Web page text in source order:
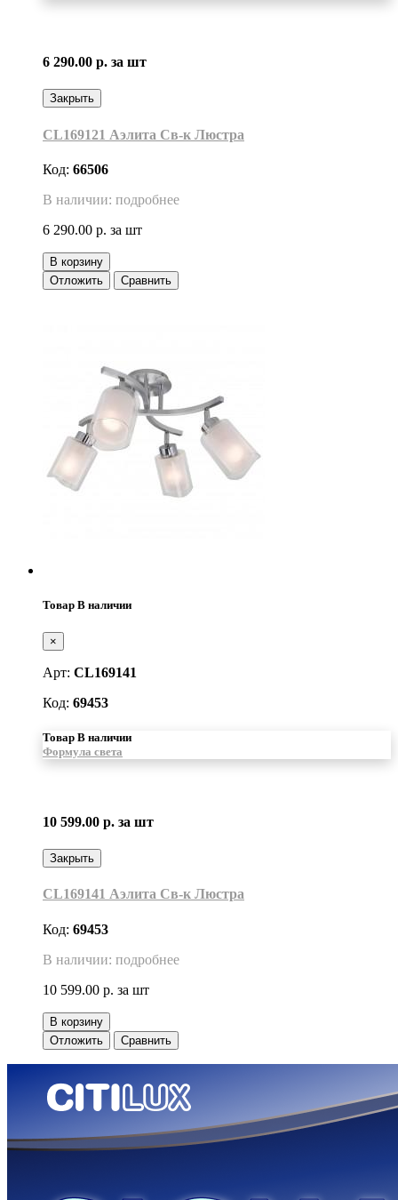
6 290.00 р. за шт
Закрыть
CL169121 Аэлита Св-к Люстра
Код: 66506
В наличии: подробнее
6 290.00 р. за шт
В корзину
Отложить
Сравнить
Товар В наличии
×
Арт: CL169141
Код: 69453
Товар В наличии
Формула света
10 599.00 р. за шт
Закрыть
CL169141 Аэлита Св-к Люстра
Код: 69453
В наличии: подробнее
10 599.00 р. за шт
В корзину
Отложить
Сравнить